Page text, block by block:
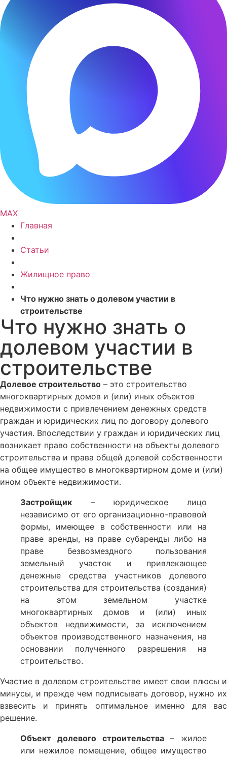
MAX
Главная
Статьи
Жилищное право
Что нужно знать о долевом участии в
строительстве
Что нужно знать о
долевом участии в
строительстве
Долевое строительство – это строительство
многоквартирных домов и (или) иных объектов
недвижимости с привлечением денежных средств
граждан и юридических лиц по договору долевого
участия. Впоследствии у граждан и юридических лиц
возникает право собственности на объекты долевого
строительства и права общей долевой собственности
на общее имущество в многоквартирном доме и (или)
ином объекте недвижимости.
Застройщик – юридическое лицо
независимо от его организационно-правовой
формы, имеющее в собственности или на
праве аренды, на праве субаренды либо на
праве безвозмездного пользования
земельный участок и привлекающее
денежные средства участников долевого
строительства для строительства (создания)
на этом земельном участке
многоквартирных домов и (или) иных
объектов недвижимости, за исключением
объектов производственного назначения, на
основании полученного разрешения на
строительство.
Участие в долевом строительстве имеет свои плюсы и
минусы, и прежде чем подписывать договор, нужно их
взвесить и принять оптимальное именно для вас
решение.
Объект долевого строительства– жилое
или нежилое помещение, общее имущество